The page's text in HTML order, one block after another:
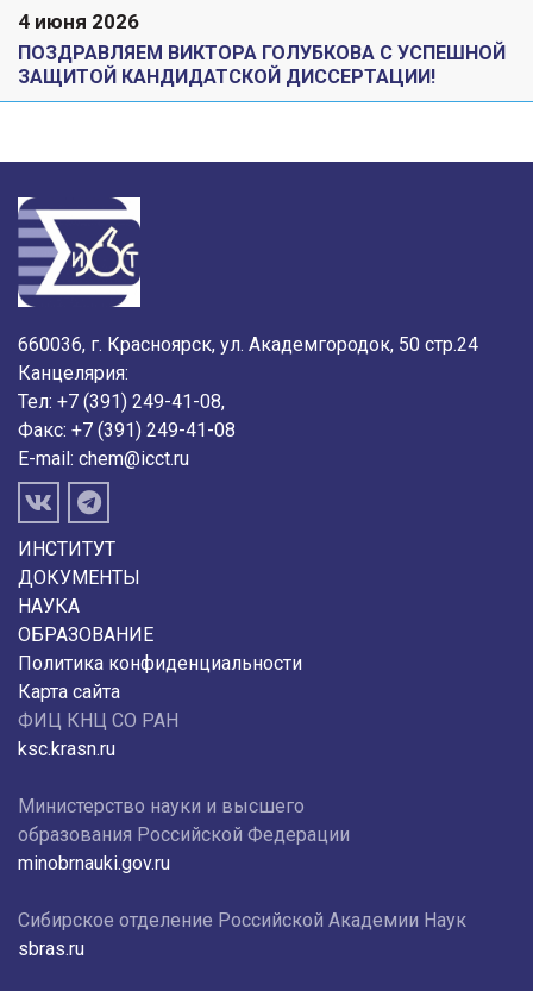
4 июня 2026
ПОЗДРАВЛЯЕМ ВИКТОРА ГОЛУБКОВА С УСПЕШНОЙ
ЗАЩИТОЙ КАНДИДАТСКОЙ ДИССЕРТАЦИИ!
660036, г. Красноярск, ул. Академгородок, 50 стр.24
Канцелярия:
Тел: +7 (391) 249-41-08,
Факс: +7 (391) 249-41-08
E-mail: chem@icct.ru
ИНСТИТУТ
ДОКУМЕНТЫ
НАУКА
ОБРАЗОВАНИЕ
Политика конфиденциальности
Карта сайта
ФИЦ КНЦ СО РАН
ksc.krasn.ru
Министерство науки и высшего
образования Российской Федерации
minobrnauki.gov.ru
Сибирское отделение Российской Академии Наук
sbras.ru